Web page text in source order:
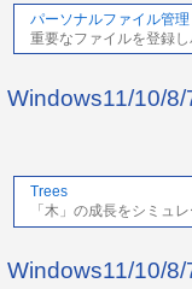
パーソナルファイル管理
重要なファイルを登録
Windows11/10/
Trees
「木」の成長をシミュ
Windows11/10/